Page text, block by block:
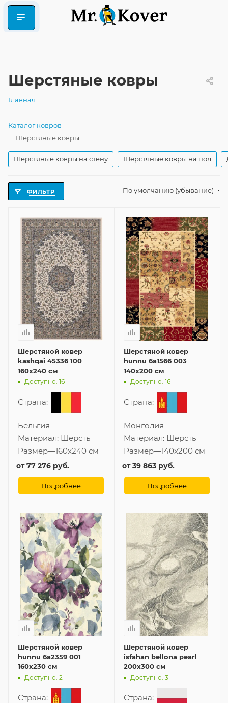
Шерстяные ковры
Главная
—
Каталог ковров
—Шерстяные ковры
Шерстяные ковры на стену Шерстяные ковры на пол
ФИЛЬТР По умолчанию (убывание)
Шерстяной ковер
kashqai 45336 100
160x240 см
Доступно: 16
Страна:
Бельгия
Материал: Шерсть
Размер—160x240 см
от77 276 руб.
Подробнее
Шерстяной ковер
hunnu 6a1566 003
140x200 см
Доступно: 16
Страна:
Монголия
Материал: Шерсть
Размер—140x200 см
от39 863 руб.
Подробнее
Шерстяной ковер
hunnu 6a2359 001
160x230 см
Доступно: 2
Страна:
Шерстяной ковер
isfahan bellona pearl
200x300 см
Доступно: 3
Страна: